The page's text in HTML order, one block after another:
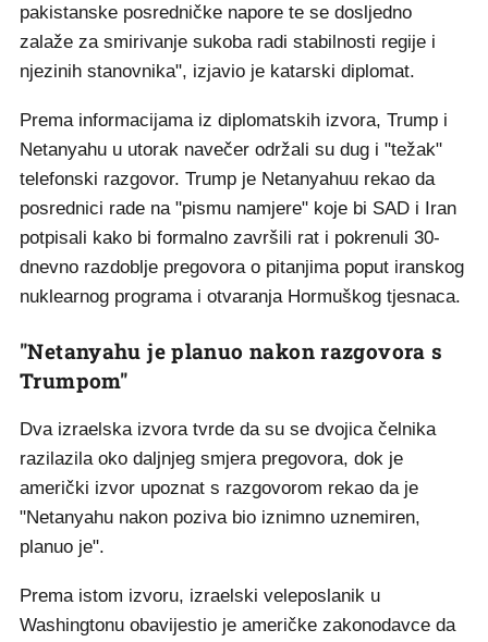
pakistanske posredničke napore te se dosljedno
zalaže za smirivanje sukoba radi stabilnosti regije i
njezinih stanovnika", izjavio je katarski diplomat.
Prema informacijama iz diplomatskih izvora, Trump i
Netanyahu u utorak navečer održali su dug i "težak"
telefonski razgovor. Trump je Netanyahuu rekao da
posrednici rade na "pismu namjere" koje bi SAD i Iran
potpisali kako bi formalno završili rat i pokrenuli 30-
dnevno razdoblje pregovora o pitanjima poput iranskog
nuklearnog programa i otvaranja Hormuškog tjesnaca.
"Netanyahu je planuo nakon razgovora s
Trumpom"
Dva izraelska izvora tvrde da su se dvojica čelnika
razilazila oko daljnjeg smjera pregovora, dok je
američki izvor upoznat s razgovorom rekao da je
"Netanyahu nakon poziva bio iznimno uznemiren,
planuo je".
Prema istom izvoru, izraelski veleposlanik u
Washingtonu obavijestio je američke zakonodavce da